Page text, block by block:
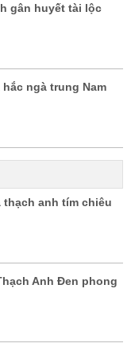
gân huyết tài lộc
ngà trung Nam
thạch anh tím chiêu
Anh Đen phong